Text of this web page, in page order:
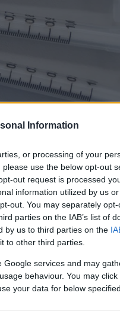
Information
or processing of your
use the below opt-out
out request is processed
information utilized by us
out. You may separately
parties on the IAB’s list of
by us to third parties on the
to other third parties.
services and may
behaviour. You may
your data for below
Simbolična fotografija
boleznijo, še zlasti
zavarovanjem.
naročitipreko
11. in 12. uro.